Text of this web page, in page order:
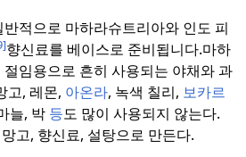
적으로 마하라슈트리아와 인도 피
향신료를 베이스로 준비됩니다.마하
임용으로 흔히 사용되는 야채와 과
고, 레몬, 아온라, 녹색 칠리, 보카르
늘, 박등도 많이 사용되지 않는다.
고, 향신료, 설탕으로 만든다.